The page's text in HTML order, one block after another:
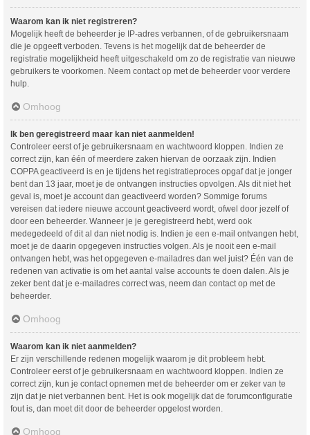
Waarom kan ik niet registreren?
Mogelijk heeft de beheerder je IP-adres verbannen, of de gebruikersnaam
die je opgeeft verboden. Tevens is het mogelijk dat de beheerder de
registratie mogelijkheid heeft uitgeschakeld om zo de registratie van nieuwe
gebruikers te voorkomen. Neem contact op met de beheerder voor verdere
hulp.
Omhoog
Ik ben geregistreerd maar kan niet aanmelden!
Controleer eerst of je gebruikersnaam en wachtwoord kloppen. Indien ze
correct zijn, kan één of meerdere zaken hiervan de oorzaak zijn. Indien
COPPA geactiveerd is en je tijdens het registratieproces opgaf dat je jonger
bent dan 13 jaar, moet je de ontvangen instructies opvolgen. Als dit niet het
geval is, moet je account dan geactiveerd worden? Sommige forums
vereisen dat iedere nieuwe account geactiveerd wordt, ofwel door jezelf of
door een beheerder. Wanneer je je geregistreerd hebt, werd ook
medegedeeld of dit al dan niet nodig is. Indien je een e-mail ontvangen hebt,
moet je de daarin opgegeven instructies volgen. Als je nooit een e-mail
ontvangen hebt, was het opgegeven e-mailadres dan wel juist? Één van de
redenen van activatie is om het aantal valse accounts te doen dalen. Als je
zeker bent dat je e-mailadres correct was, neem dan contact op met de
beheerder.
Omhoog
Waarom kan ik niet aanmelden?
Er zijn verschillende redenen mogelijk waarom je dit probleem hebt.
Controleer eerst of je gebruikersnaam en wachtwoord kloppen. Indien ze
correct zijn, kun je contact opnemen met de beheerder om er zeker van te
zijn dat je niet verbannen bent. Het is ook mogelijk dat de forumconfiguratie
fout is, dan moet dit door de beheerder opgelost worden.
Omhoog